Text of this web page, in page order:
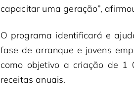
capacitar uma geração”,
O programa identificará e
fase de arranque e jovens
como objetivo a criação de
receitas anuais.